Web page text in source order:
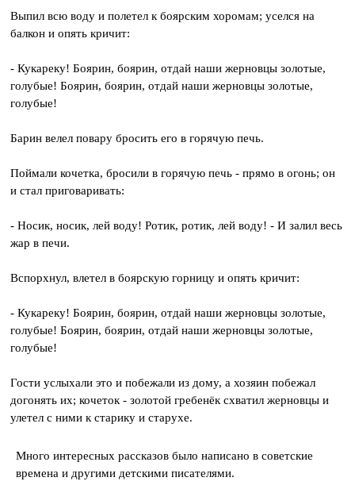
Выпил всю воду и полетел к боярским хоромам; уселся на
балкон и опять кричит:
- Кукареку! Боярин, боярин, отдай наши жерновцы золотые,
голубые! Боярин, боярин, отдай наши жерновцы золотые,
голубые!
Барин велел повару бросить его в горячую печь.
Поймали кочетка, бросили в горячую печь - прямо в огонь; он
и стал приговаривать:
- Носик, носик, лей воду! Ротик, ротик, лей воду! - И залил весь
жар в печи.
Вспорхнул, влетел в боярскую горницу и опять кричит:
- Кукареку! Боярин, боярин, отдай наши жерновцы золотые,
голубые! Боярин, боярин, отдай наши жерновцы золотые,
голубые!
Гости услыхали это и побежали из дому, а хозяин побежал
догонять их; кочеток - золотой гребенёк схватил жерновцы и
улетел с ними к старику и старухе.
Много интересных рассказов было написано в советские
времена и другими детскими писателями.